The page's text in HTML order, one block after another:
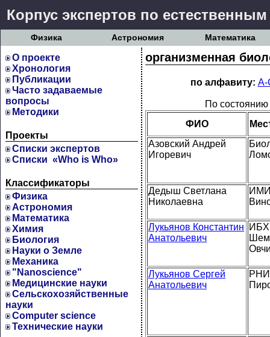
Корпус экспертов по
Физика Астрономия Математика
О проекте
Хронология
Публикации
Часто задаваемые
вопросы
Методики
Проекты
Cписки экспертов
Списки «Who is Who»
Классификаторы
Физика
Астрономия
Математика
Химия
Биология
Науки о Земле
Механика
"Nanoscience"
Медицинские науки
Сельскохозяйственные
науки
Computer science
Технические науки
организменная
по алфавиту: А-
По
ФИО
Азовский Андрей
Игоревич
Дедыш Светлана
Николаевна
Лукьянов Константин
Анатольевич
ИБХ
Лукьянов Сергей
Анатольевич